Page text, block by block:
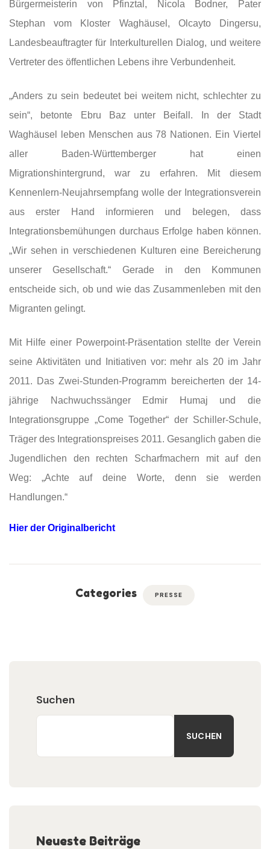
Bürgermeisterin von Pfinztal, Nicola Bodner, Pater
Stephan vom Kloster Waghäusel, Olcayto Dingersu,
Landesbeauftragter für Interkulturellen Dialog, und weitere
Vertreter des öffentlichen Lebens ihre Verbundenheit.
„Anders zu sein bedeutet bei weitem nicht, schlechter zu
sein“, betonte Ebru Baz unter Beifall. In der Stadt
Waghäusel leben Menschen aus 78 Nationen. Ein Viertel
aller Baden-Württemberger hat einen
Migrationshintergrund, war zu erfahren. Mit diesem
Kennenlern-Neujahrsempfang wolle der Integrationsverein
aus erster Hand informieren und belegen, dass
Integrationsbemühungen durchaus Erfolge haben können.
„Wir sehen in verschiedenen Kulturen eine Bereicherung
unserer Gesellschaft.“ Gerade in den Kommunen
entscheide sich, ob und wie das Zusammenleben mit den
Migranten gelingt.
Mit Hilfe einer Powerpoint-Präsentation stellte der Verein
seine Aktivitäten und Initiativen vor: mehr als 20 im Jahr
2011. Das Zwei-Stunden-Programm bereicherten der 14-
jährige Nachwuchssänger Edmir Humaj und die
Integrationsgruppe „Come Together“ der Schiller-Schule,
Träger des Integrationspreises 2011. Gesanglich gaben die
Jugendlichen den rechten Scharfmachern mit auf den
Weg: „Achte auf deine Worte, denn sie werden
Handlungen.“
Hier der Originalbericht
Categories PRESSE
Suchen
SUCHEN
Neueste Beiträge